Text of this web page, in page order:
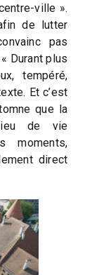
ville ».
de lutter
pas
Durant plus
tempéré,
Et c’est
que la
de vie
moments,
direct